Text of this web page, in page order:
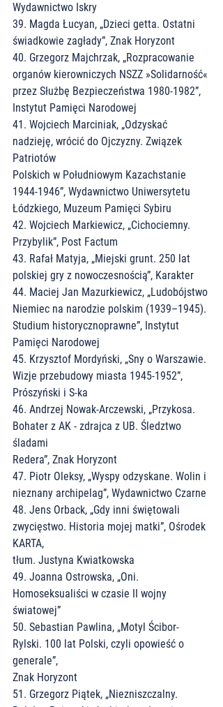
Wydawnictwo Iskry
39. Magda Łucyan, „Dzieci getta. Ostatni
świadkowie zagłady”, Znak Horyzont
40. Grzegorz Majchrzak, „Rozpracowanie
organów kierowniczych NSZZ »Solidarność«
przez Służbę Bezpieczeństwa 1980-1982”,
Instytut Pamięci Narodowej
41. Wojciech Marciniak, „Odzyskać
nadzieję, wrócić do Ojczyzny. Związek
Patriotów
Polskich w Południowym Kazachstanie
1944-1946”, Wydawnictwo Uniwersytetu
Łódzkiego, Muzeum Pamięci Sybiru
42. Wojciech Markiewicz, „Cichociemny.
Przybylik”, Post Factum
43. Rafał Matyja, „Miejski grunt. 250 lat
polskiej gry z nowoczesnością”, Karakter
44. Maciej Jan Mazurkiewicz, „Ludobójstwo
Niemiec na narodzie polskim (1939–1945).
Studium historycznoprawne”, Instytut
Pamięci Narodowej
45. Krzysztof Mordyński, „Sny o Warszawie.
Wizje przebudowy miasta 1945-1952”,
Prószyński i S-ka
46. Andrzej Nowak-Arczewski, „Przykosa.
Bohater z AK - zdrajca z UB. Śledztwo
śladami
Redera”, Znak Horyzont
47. Piotr Oleksy, „Wyspy odzyskane. Wolin i
nieznany archipelag”, Wydawnictwo Czarne
48. Jens Orback, „Gdy inni świętowali
zwycięstwo. Historia mojej matki”, Ośrodek
KARTA,
tłum. Justyna Kwiatkowska
49. Joanna Ostrowska, „Oni.
Homoseksualiści w czasie II wojny
światowej”
50. Sebastian Pawlina, „Motyl Ścibor-
Rylski. 100 lat Polski, czyli opowieść o
generale”,
Znak Horyzont
51. Grzegorz Piątek, „Niezniszczalny.